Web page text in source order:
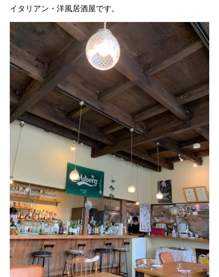
イタリアン・洋風居酒屋です。